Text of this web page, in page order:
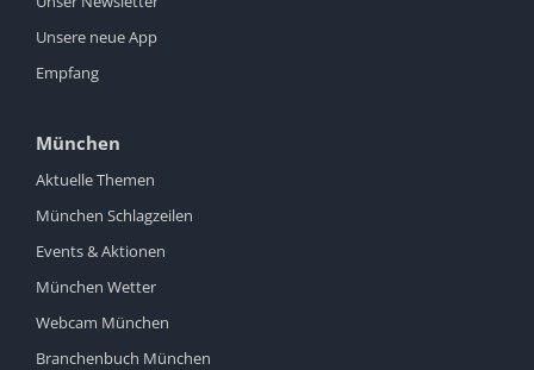
Unsere neue App
Empfang
München
Aktuelle Themen
München Schlagzeilen
Events & Aktionen
München Wetter
Webcam München
Branchenbuch München